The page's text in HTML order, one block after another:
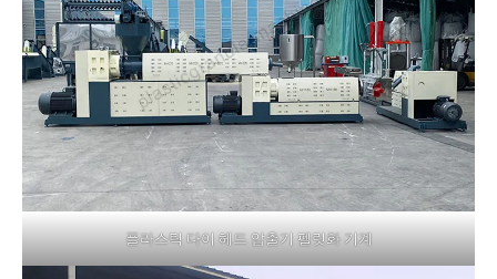
플라스틱 다이 헤드 압출기 펠릿화 기계